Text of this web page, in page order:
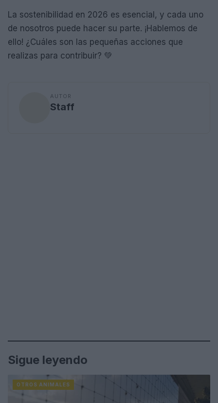
La sostenibilidad en 2026 es esencial, y cada uno
de nosotros puede hacer su parte. ¡Hablemos de
ello! ¿Cuáles son las pequeñas acciones que
realizas para contribuir? 💚
AUTOR
Staff
Sigue leyendo
OTROS ANIMALES